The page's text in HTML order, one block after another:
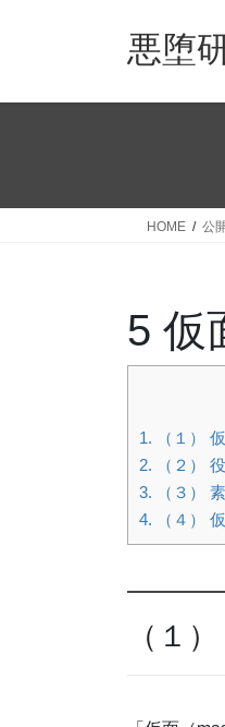
悪堕
HOME 公
5 仮
1. （１）
2. （２）
3. （３）
4. （４）
（１